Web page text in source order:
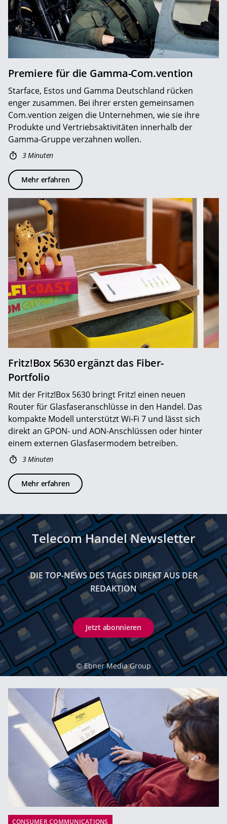
Premiere für die Gamma-Com.vention
Starface, Estos und Gamma Deutschland rücken
enger zusammen. Bei ihrer ersten gemeinsamen
Com.vention zeigen die Unternehmen, wie sie ihre
Produkte und Vertriebsaktivitäten innerhalb der
Gamma-Gruppe verzahnen wollen.
3 Minuten
Mehr erfahren
Fritz!Box 5630 ergänzt das Fiber-
Portfolio
Mit der Fritz!Box 5630 bringt Fritz! einen neuen
Router für Glasfaseranschlüsse in den Handel. Das
kompakte Modell unterstützt Wi-Fi 7 und lässt sich
direkt an GPON- und AON-Anschlüssen oder hinter
einem externen Glasfasermodem betreiben.
3 Minuten
Mehr erfahren
Telecom Handel Newsletter
DIE TOP-NEWS DES TAGES DIREKT AUS DER
REDAKTION
Jetzt abonnieren
© Ebner Media Group
CONSUMER COMMUNICATIONS